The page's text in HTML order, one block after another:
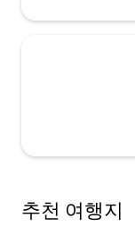
추천 여행지